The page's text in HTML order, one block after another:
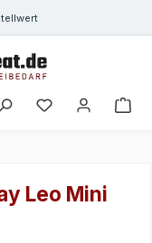
Leo Mini